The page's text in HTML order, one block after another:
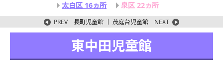
太白区 16ヵ所
泉区 22ヵ所
PREV 長町児童館 茂庭台児童館 NEXT
東中田児童館